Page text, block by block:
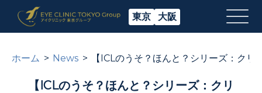
東京 大阪
ホーム News 【ICLのうそ？ほんと？シリーズ：ク
【ICLのうそ？ほんと？シリーズ：クリ